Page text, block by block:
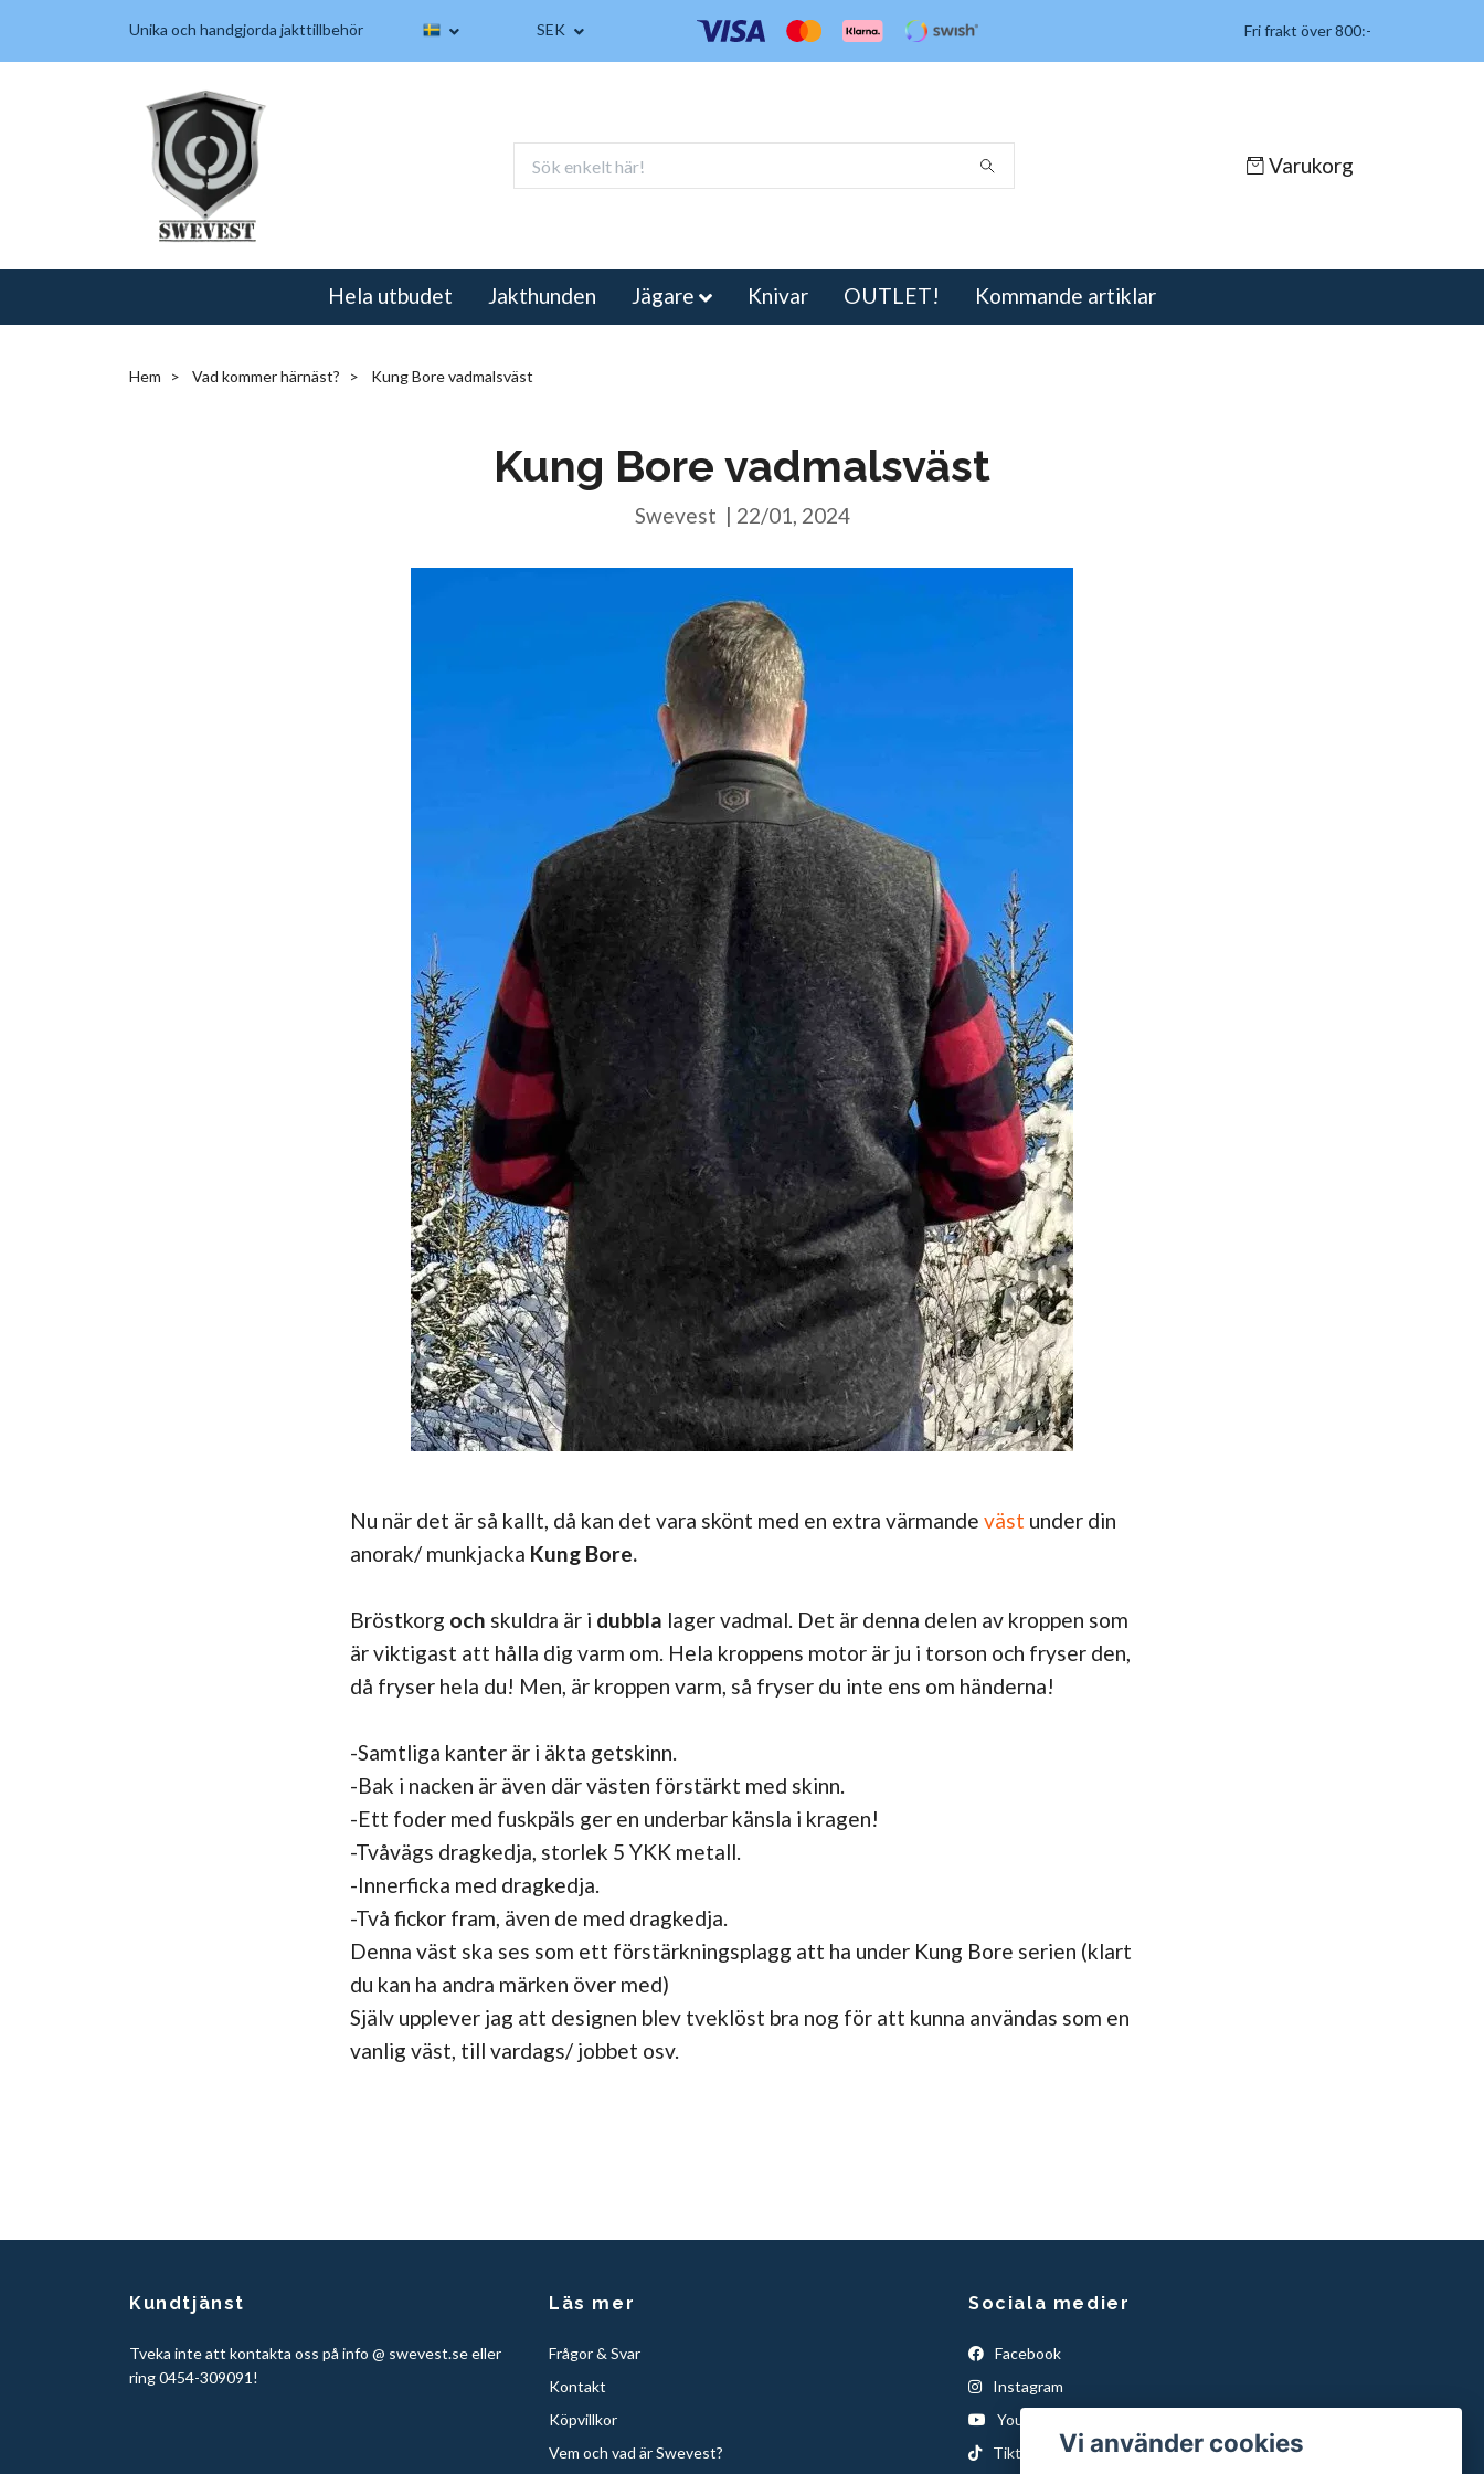
Unika och handgjorda jakttillbehör SEK Fri frakt över 800:-
Varukorg
Hela utbudet Jakthunden Jägare Knivar OUTLET! Kommande artiklar
Hem Vad kommer härnäst? Kung Bore vadmalsväst
Kung Bore vadmalsväst
Swevest | 22/01, 2024
Nu när det är så kallt, då kan det vara skönt med en extra värmande väst under din
anorak/ munkjacka Kung Bore.
Bröstkorg och skuldra är i dubbla lager vadmal. Det är denna delen av kroppen som
är viktigast att hålla dig varm om. Hela kroppens motor är ju i torson och fryser den,
då fryser hela du! Men, är kroppen varm, så fryser du inte ens om händerna!
-Samtliga kanter är i äkta getskinn.
-Bak i nacken är även där västen förstärkt med skinn.
-Ett foder med fuskpäls ger en underbar känsla i kragen!
-Tvåvägs dragkedja, storlek 5 YKK metall.
-Innerficka med dragkedja.
-Två fickor fram, även de med dragkedja.
Denna väst ska ses som ett förstärkningsplagg att ha under Kung Bore serien (klart
du kan ha andra märken över med)
Själv upplever jag att designen blev tveklöst bra nog för att kunna användas som en
vanlig väst, till vardags/ jobbet osv.
Kundtjänst
Tveka inte att kontakta oss på info @ swevest.se eller
ring 0454-309091!
Läs mer
Frågor & Svar
Kontakt
Köpvillkor
Vem och vad är Swevest?
Sociala medier
Facebook
Instagram
YouTube
Tiktok
Vi använder cookies